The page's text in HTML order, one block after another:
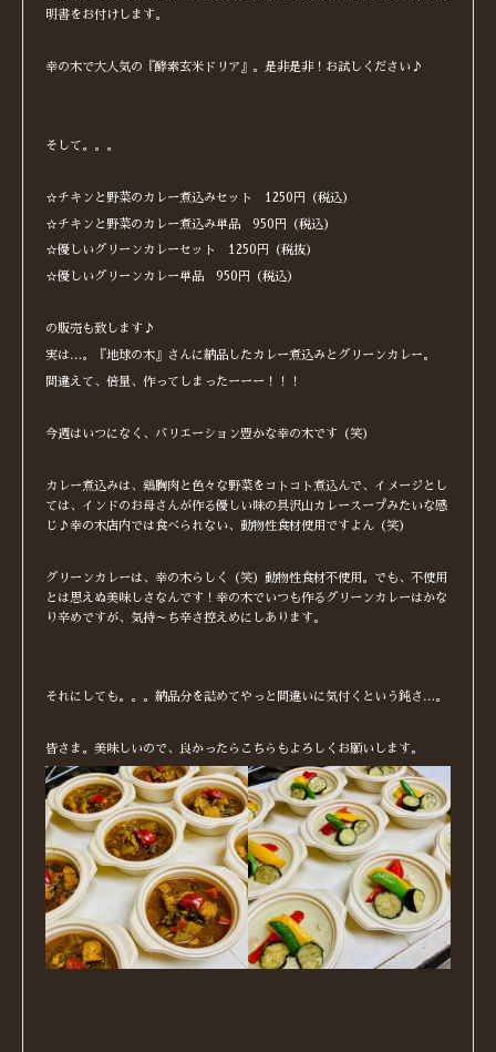
明書をお付けします。
幸の木で大人気の『酵素玄米ドリア』。是非是非！お試しください♪
そして。。。
☆チキンと野菜のカレー煮込みセット 1250円（税込）
☆チキンと野菜のカレー煮込み単品 950円（税込）
☆優しいグリーンカレーセット 1250円（税抜）
☆優しいグリーンカレー単品 950円（税込）
の販売も致します♪
実は…。『地球の木』さんに納品したカレー煮込みとグリーンカレー。
間違えて、倍量、作ってしまったーーー！！！
今週はいつになく、バリエーション豊かな幸の木です（笑）
カレー煮込みは、鶏胸肉と色々な野菜をコトコト煮込んで、イメージとし
ては、インドのお母さんが作る優しい味の具沢山カレースープみたいな感
じ♪幸の木店内では食べられない、動物性食材使用ですよん（笑）
グリーンカレーは、幸の木らしく（笑）動物性食材不使用。でも、不使用
とは思えぬ美味しさなんです！幸の木でいつも作るグリーンカレーはかな
り辛めですが、気持～ち辛さ控えめにしあります。
それにしても。。。納品分を詰めてやっと間違いに気付くという鈍さ…。
皆さま。美味しいので、良かったらこちらもよろしくお願いします。